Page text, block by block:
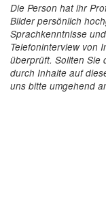
Die Person hat ihr
Bilder persönlich
Sprachkenntnisse
Telefoninterview von
überprüft. Sollten Sie
durch Inhalte auf
uns bitte umgehend